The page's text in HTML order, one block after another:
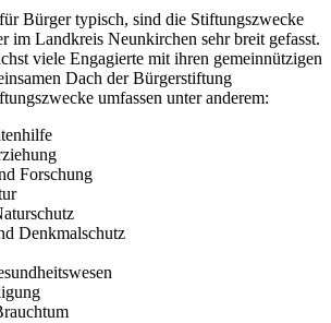
Bürger typisch, sind die Stiftungszwecke
im Landkreis Neunkirchen sehr breit gefasst.
viele Engagierte mit ihren gemeinnützigen
Dach der Bürgerstiftung
umfassen unter anderem:
Forschung
Denkmalschutz